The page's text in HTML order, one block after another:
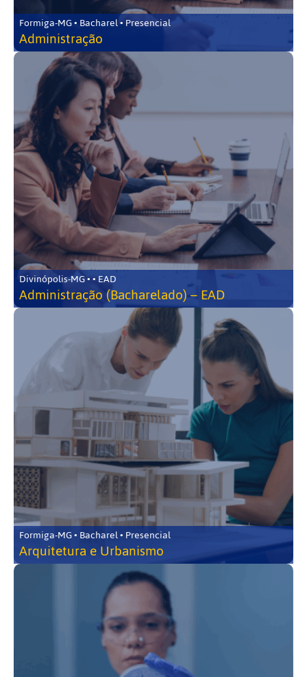
Formiga-MG • Bacharel • Presencial
Administração
Divinópolis-MG • • EAD
Administração (Bacharelado) – EAD
Formiga-MG • Bacharel • Presencial
Arquitetura e Urbanismo